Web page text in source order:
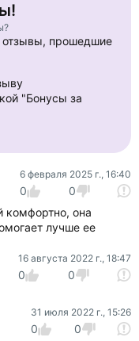
отзывы, прошедшие
"Бонусы за
6 февраля 2025 г., 16:40
0
0
комфортно, она
лучше ее
16 августа 2022 г., 18:47
0
0
31 июля 2022 г., 15:26
0 0